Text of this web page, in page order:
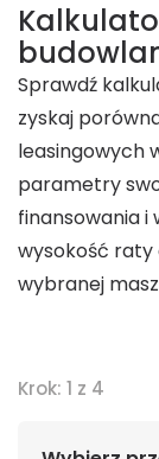
Sprawdź
zyskaj
leasingowych
parametry
finansowania i
wysokość raty
wybranej
Krok: 1 z 4